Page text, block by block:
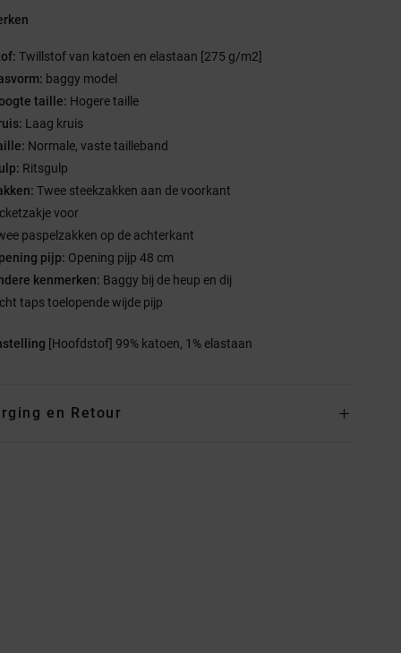
Twillstof van katoen en elastaan [275 g/m2]
baggy model
taille: Hogere taille
Laag kruis
Normale, vaste tailleband
Ritsgulp
Twee steekzakken aan de voorkant
voor
paspelzakken op de achterkant
pijp: Opening pijp 48 cm
kenmerken: Baggy bij de heup en dij
taps toelopende wijde pijp
[Hoofdstof] 99% katoen, 1% elastaan
en Retour